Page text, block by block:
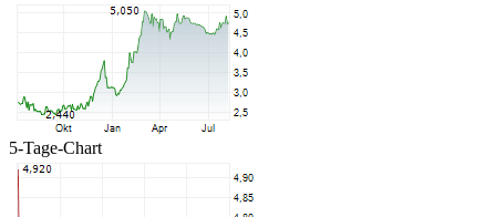
5-Tage-Chart